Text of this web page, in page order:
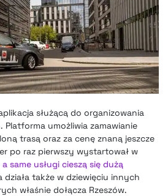
służącą do organizowania
umożliwia zamawianie
trasą oraz za cenę znaną jeszcze
po raz pierwszy wystartował w
a same usługi cieszą się dużą
działa także w dziewięciu innych
właśnie dołącza Rzeszów.